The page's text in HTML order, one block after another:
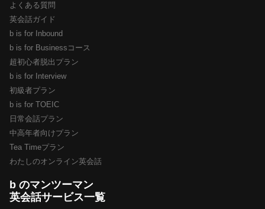
よくある質問
英会話ガイド
b is for Inbound
b is for Businessコース
超初心者脱出プラン
b is for Interview
初級者プラン
b is for TOEIC
日常会話プラン
中高年者向けプラン
Tea Timeプラン
わたしのオンライン英会話
b のマンツーマン
英会話サービス一覧